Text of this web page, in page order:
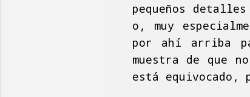
pequeños
o, muy
por ahí arriba
muestra de que
está equivocado,